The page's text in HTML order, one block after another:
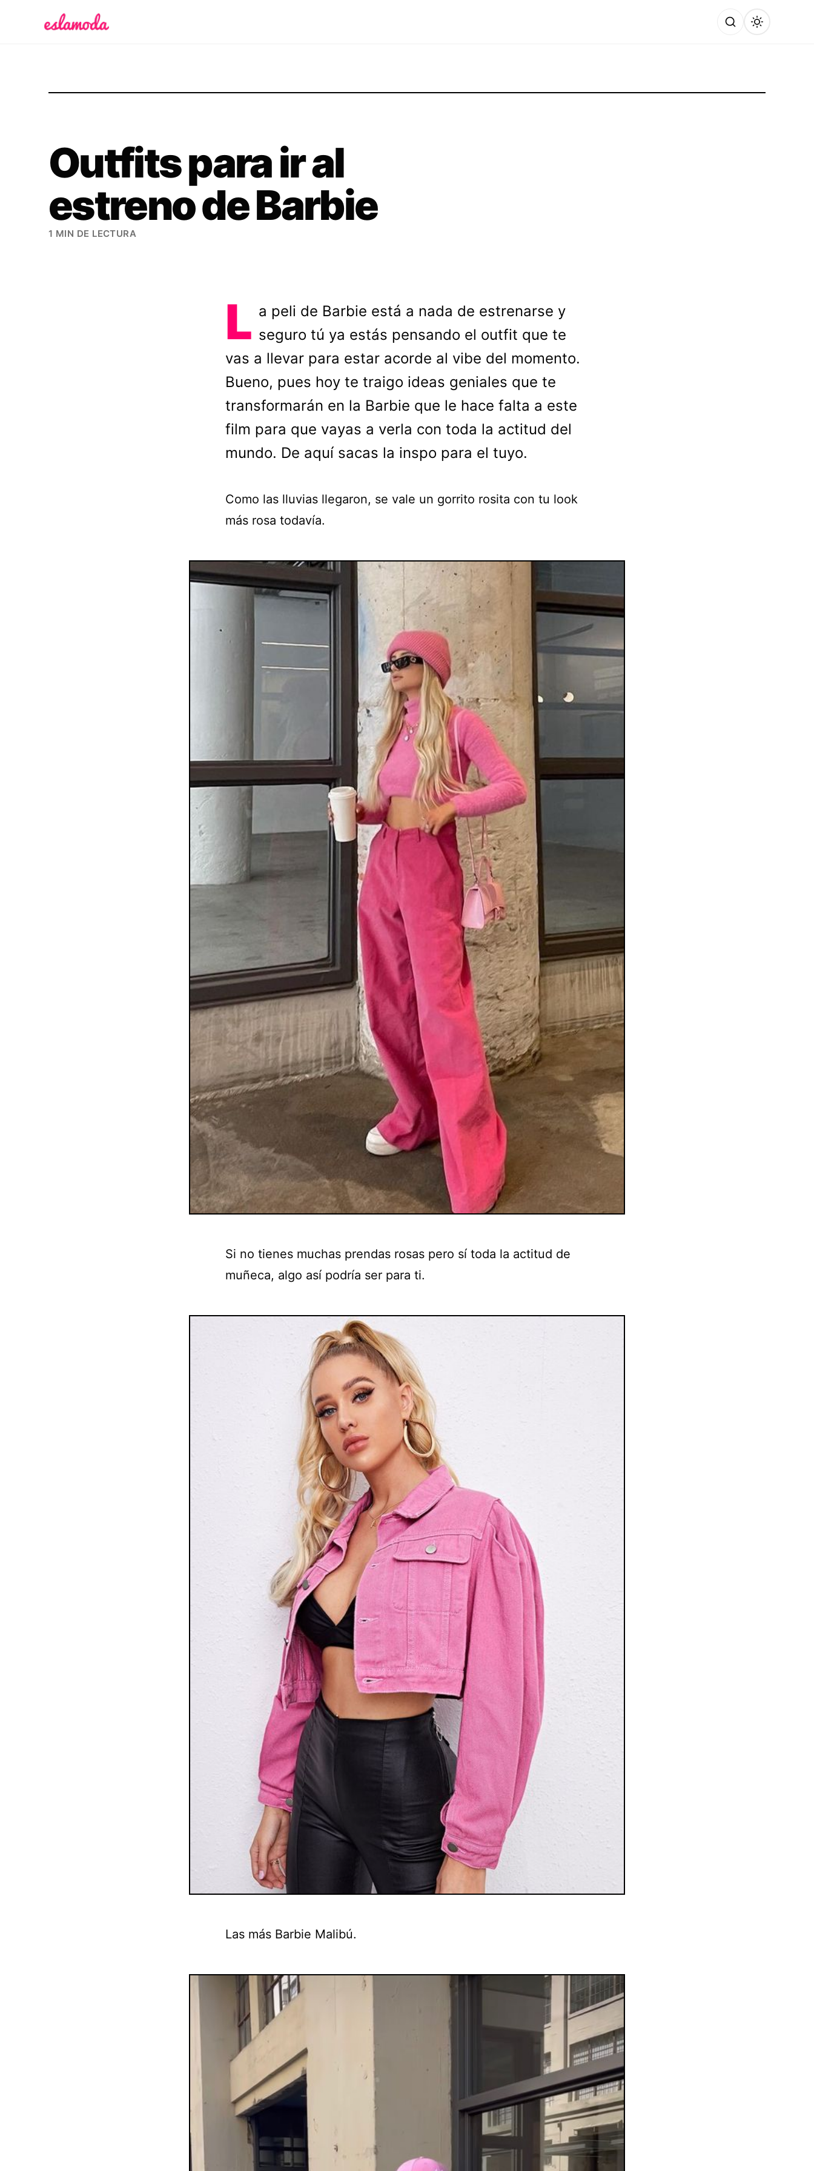
Outfits para ir al
estreno de Barbie
1 MIN DE LECTURA
L a peli de Barbie está a nada de estrenarse y
seguro tú ya estás pensando el outfit que te
vas a llevar para estar acorde al vibe del momento.
Bueno, pues hoy te traigo ideas geniales que te
transformarán en la Barbie que le hace falta a este
film para que vayas a verla con toda la actitud del
mundo. De aquí sacas la inspo para el tuyo.
Como las lluvias llegaron, se vale un gorrito rosita con tu look
más rosa todavía.
Si no tienes muchas prendas rosas pero sí toda la actitud de
muñeca, algo así podría ser para ti.
Las más Barbie Malibú.